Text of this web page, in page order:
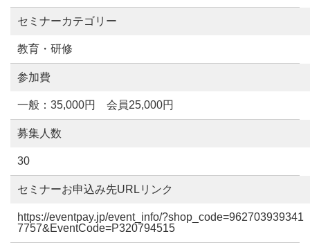
セミナーカテゴリー
教育・研修
参加費
一般：35,000円 会員25,000円
募集人数
30
セミナーお申込み先URLリンク
https://eventpay.jp/event_info/?shop_code=962703939341
7757&EventCode=P320794515